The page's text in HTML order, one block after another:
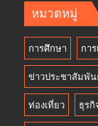
หมวดหมู่
การศึกษา กา
ข่าวประชาสัมพั
ท่องเที่ยว ธุรกิ